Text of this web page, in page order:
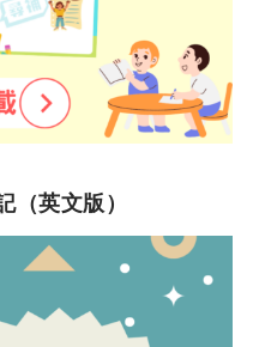
（英文版）